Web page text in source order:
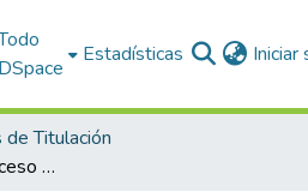
DSpace
Estadísticas Iniciar
de Titulación
“Optimización del Proceso Productivo en la Panadería El Horno para Reducir Errores y Devoluciones y Mejorar la Eficiencia del Personal